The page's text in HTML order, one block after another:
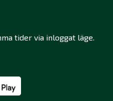
tider via inloggat läge.